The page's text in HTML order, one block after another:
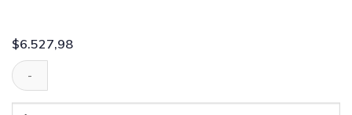
$6.527,98